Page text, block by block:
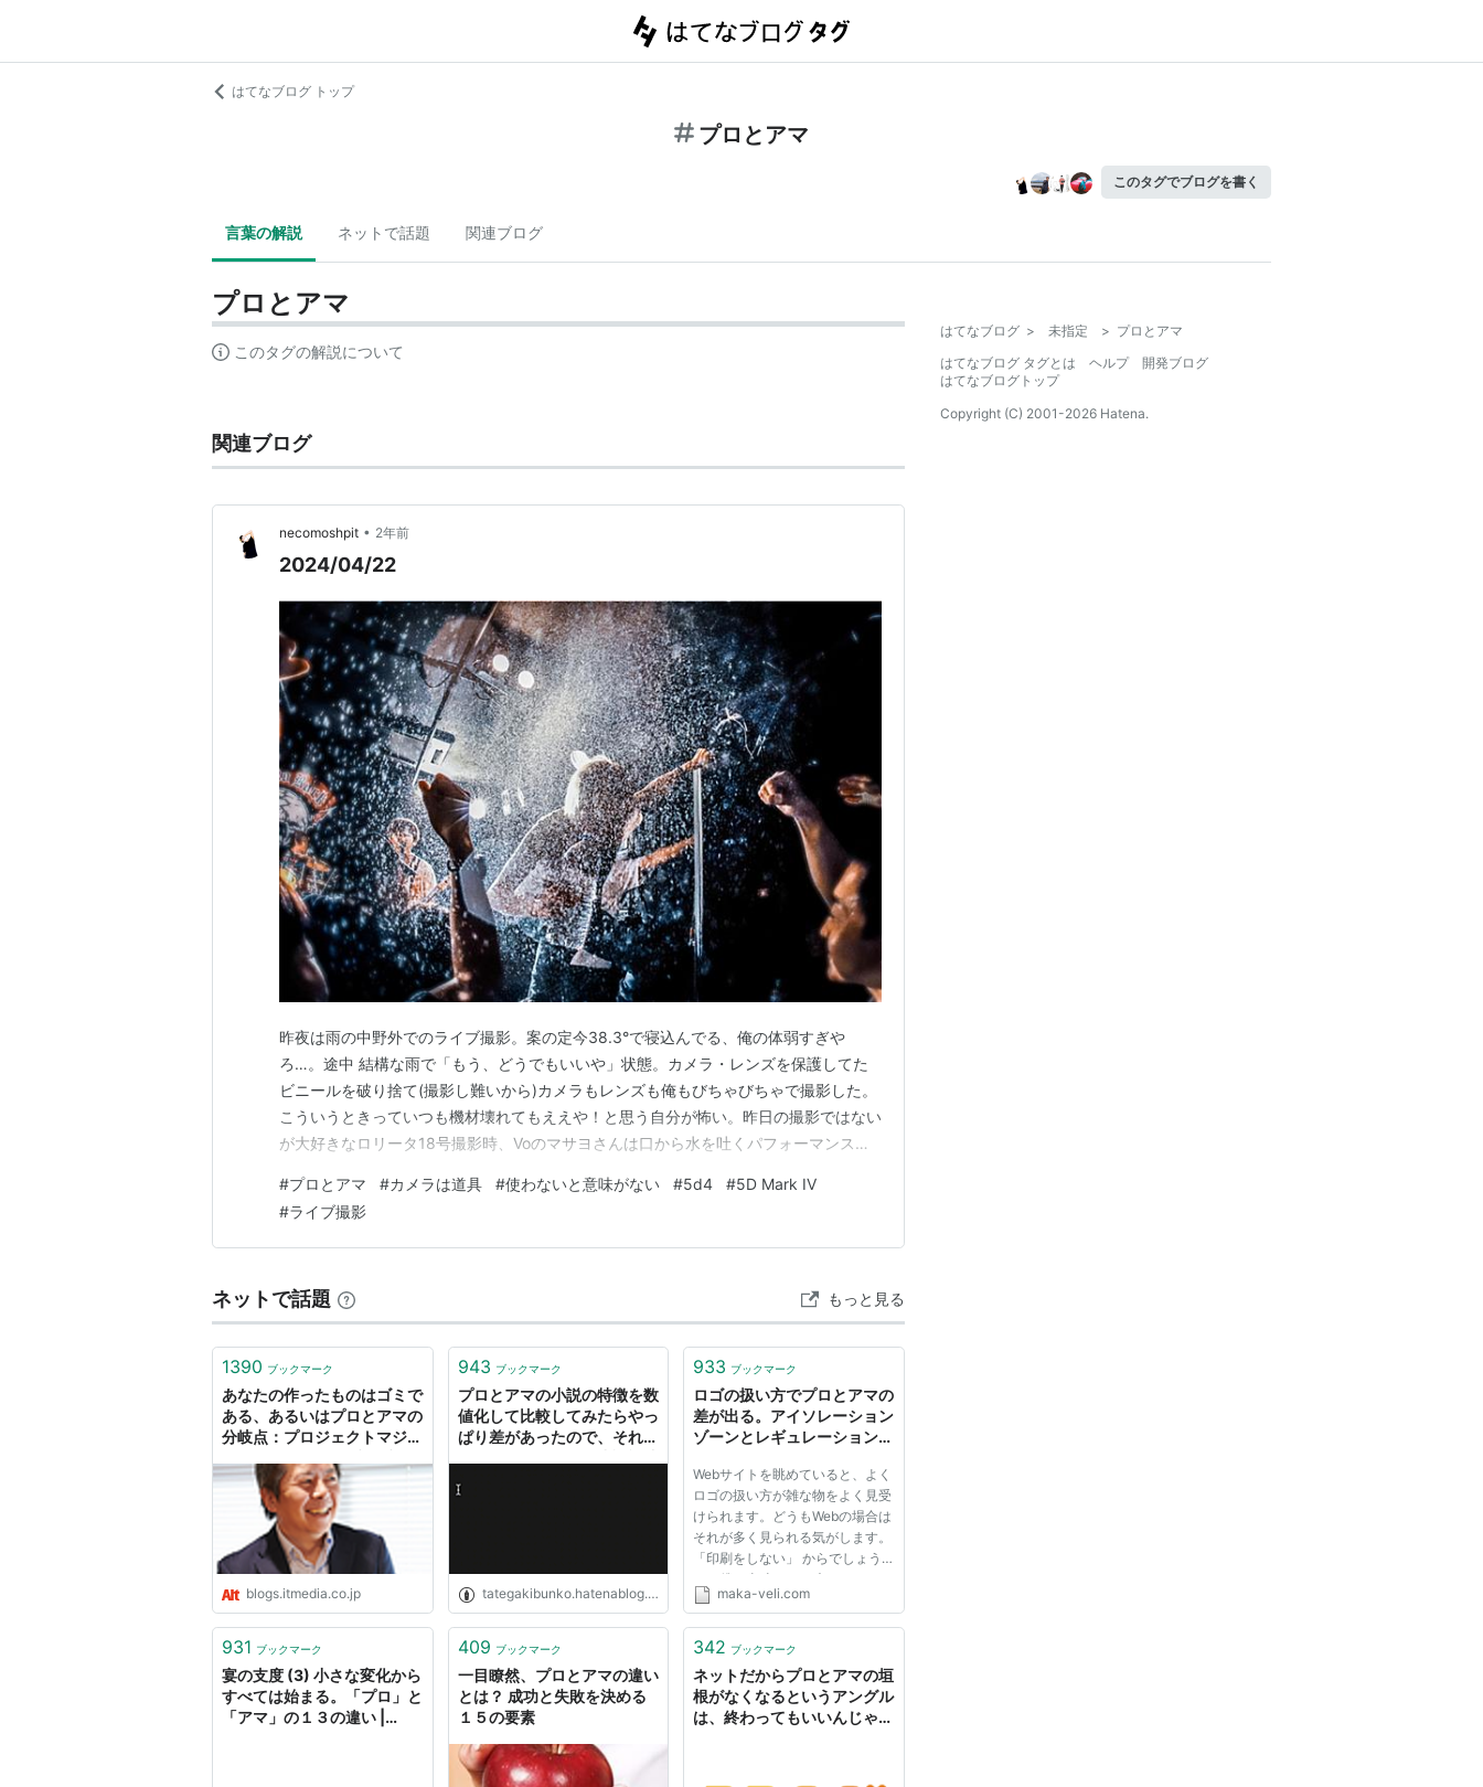
はてなブログ トップ
プロとアマ
このタグでブログを書く
言葉の解説 ネットで話題 関連ブログ
プロとアマ
このタグの解説について
関連ブログ
necomoshpit • 2年前
2024/04/22
昨夜は雨の中野外でのライブ撮影。案の定今38.3°で寝込んでる、俺の体弱すぎや
ろ…。途中 結構な雨で「もう、どうでもいいや」状態。カメラ・レンズを保護してた
ビニールを破り捨て(撮影し難いから)カメラもレンズも俺もびちゃびちゃで撮影した。
こういうときっていつも機材壊れてもええや！と思う自分が怖い。昨日の撮影ではない
が大好きなロリータ18号撮影時、Voのマサヨさんは口から水を吐くパフォーマンスを
ス)」と伝えてくれる。優しい！ (2018/08/25 ロリータ18号@graf)それでも俺はいつ
も躊躇なく突っ込んでいく！こんな…
#プロとアマ #カメラは道具 #使わないと意味がない #5d4 #5D Mark IV
#ライブ撮影
ネットで話題 もっと見る
1390 ブックマーク
あなたの作ったものはゴミで
ある、あるいはプロとアマの
分岐点：プロジェクトマジッ
blogs.itmedia.co.jp
943 ブックマーク
プロとアマの小説の特徴を数
値化して比較してみたらやっ
ぱり差があったので、それを
た件について - anti scroll
tategakibunko.hatenablog.com
933 ブックマーク
ロゴの扱い方でプロとアマの
差が出る。アイソレーション
ゾーンとレギュレーション・
について / Maka-Veli .com
Webサイトを眺めていると、よく
ロゴの扱い方が雑な物をよく見受
けられます。どうもWebの場合は
それが多く見られる気がします。
「印刷をしない」 からでしょう
か？僕も当時、よく叱られてまし
た・・・ アイソレーションゾー
とは、ロゴ等の周りにある『余
白』の事です。 ロゴ周りでなく
ても...
maka-veli.com
931 ブックマーク
宴の支度 (3) 小さな変化から
すべては始まる。「プロ」と
「アマ」の１３の違い |
409 ブックマーク
一目瞭然、プロとアマの違い
とは？ 成功と失敗を決める
１５の要素
342 ブックマーク
ネットだからプロとアマの垣
根がなくなるというアングル
は、終わってもいいんじゃな
はてなブログ > 未指定 > プロとアマ
はてなブログ タグとは
ヘルプ
開発ブログ
はてなブログトップ
Copyright (C) 2001-2026 Hatena.